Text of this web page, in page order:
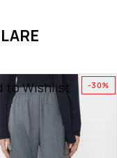
-30%
to Wishlist